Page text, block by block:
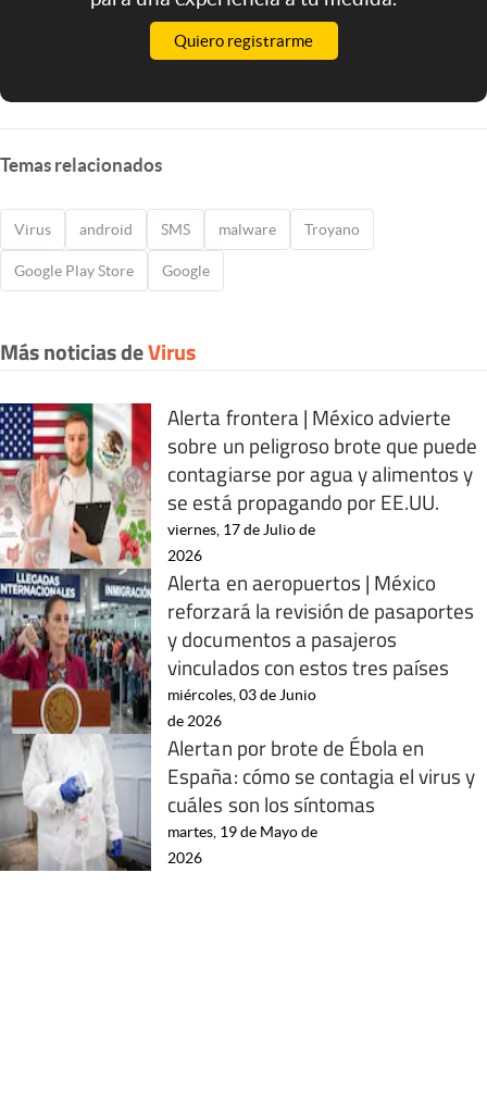
Quiero registrarme
Temas relacionados
Virus android SMS malware Troyano
Google Play Store Google
Más noticias deVirus
Alerta frontera | México advierte
sobre un peligroso brote que puede
contagiarse por agua y alimentos y
se está propagando por EE.UU.
viernes, 17 de Julio de
2026
Alerta en aeropuertos | México
reforzará la revisión de pasaportes
y documentos a pasajeros
vinculados con estos tres países
miércoles, 03 de Junio
de 2026
Alertan por brote de Ébola en
España: cómo se contagia el virus y
cuáles son los síntomas
martes, 19 de Mayo de
2026